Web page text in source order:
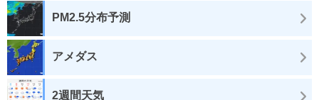
PM2.5分布予測
アメダス
2週間天気